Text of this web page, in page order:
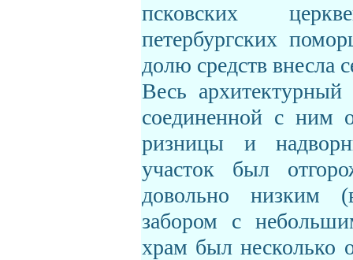
псковских
петербургских
долю средств внесла
Весь
соединенной с ним
ризницы и
участок был
довольно низким
забором с
храм был несколько